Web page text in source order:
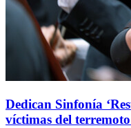
Dedican Sinfonía
víctimas del terremoto